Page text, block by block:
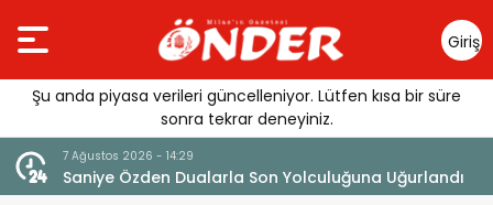
Giriş
Yap
Şu anda piyasa verileri güncelleniyor. Lütfen kısa bir süre
sonra tekrar deneyiniz.
7 Ağustos 2026 - 14:14
Tercih Döneminde Barınma Telaşı Başladı